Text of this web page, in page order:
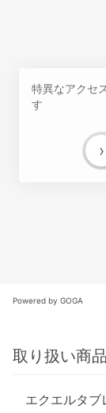
特異なアクセ
す
›
Powered by GOGA
取り扱い商品
エクエルタブ